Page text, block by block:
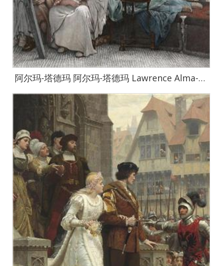
阿尔玛-塔德玛 阿尔玛-塔德玛 Lawrence Alma-Tadema作品集-41